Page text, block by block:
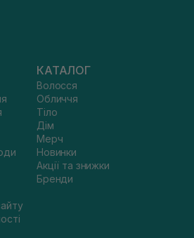
КАТАЛОГ
Волосся
Обличчя
Тіло
Дім
Мерч
Новинки
Акції та знижки
Бренди